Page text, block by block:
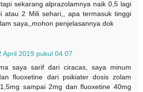
sekarang alprazolamnya naik 0,5 lagi
atau 2 Mili sehari,, apa termasuk tinggi
saya,,mohon penjelasannya dok
April 2019 pukul 04.07
saya sarif dari ciracas, saya minum
fluoxetine dari psikiater dosis zolam
sampai 2mg dan fluoxetine 40mg